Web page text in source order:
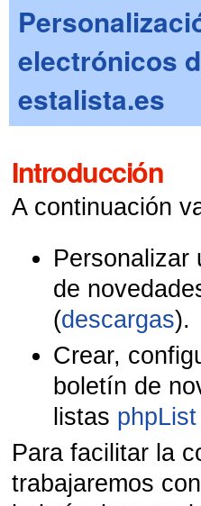
electrónicos
estalista.es
Introducción
A continuación
Personalizar
de
(descargas).
Crear,
boletín de
listas phpList
Para facilitar la
trabajaremos